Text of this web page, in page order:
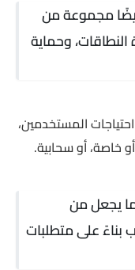
مجموعة من
وحماية
المستخدمين،
خاصة، أو سحابية.
يجعل من
بناءً على متطلبات